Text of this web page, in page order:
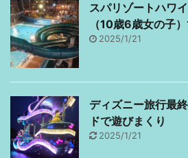
スパリゾートハワ
（10歳6歳女の子
2025/1/21
ディズニー旅行最
ドで遊びまくり
2025/1/21